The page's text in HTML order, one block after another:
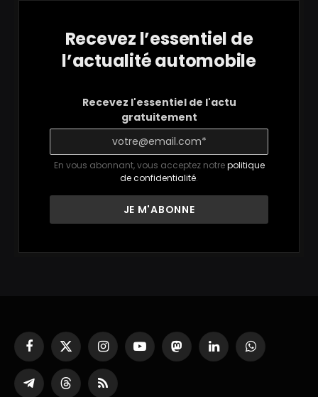
Recevez l’essentiel de
l’actualité automobile
Recevez l'essentiel de l'actu
gratuitement
En vous abonnant, vous acceptez notrepolitique
de confidentialité.
Facebook
X
(Twitter)
InstagramYouTubeMastodonLinkedInWhatsApp
PartagerThreadsRSS